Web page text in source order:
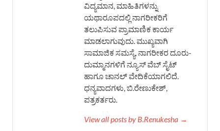
ವಿದ್ಯಮಾನ, ಮಾಹಿತಿಗಳನ್ನು
ಯಥಾರೂಪದಲ್ಲಿ ನಾಗರೀಕರಿಗೆ
ತಲುಪಿಸುವ ಪ್ರಾಮಾಣಿಕ ಕಾರ್ಯ
ಮಾಡಲಾಗುವುದು. ಮುಖ್ಯವಾಗಿ
ಸಾಮಾಜಿಕ ಸಮಸ್ಯೆ, ನಾಗರೀಕರ ದೂರು-
ದುಮ್ಮಾನಗಳಿಗೆ ನ್ಯೂಸ್ ವೆಬ್ ಸೈಟ್
ಹಾಗೂ ಚಾನಲ್ ವೇದಿಕೆಯಾಗಲಿದೆ.
ಧನ್ಯವಾದಗಳು, ಬಿ.ರೇಣುಕೇಶ್,
ಪತ್ರಕರ್ತರು.
View all posts by B.Renukesha →